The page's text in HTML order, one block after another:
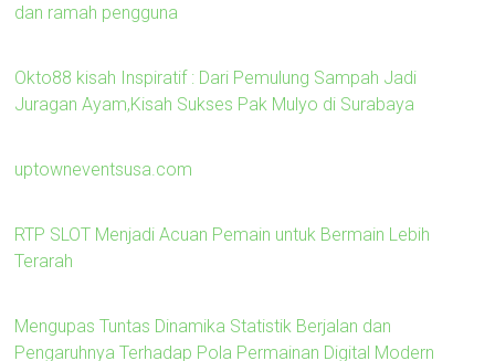
dan ramah pengguna
Okto88 kisah Inspiratif : Dari Pemulung Sampah Jadi
Juragan Ayam,Kisah Sukses Pak Mulyo di Surabaya
uptowneventsusa.com
RTP SLOT Menjadi Acuan Pemain untuk Bermain Lebih
Terarah
Mengupas Tuntas Dinamika Statistik Berjalan dan
Pengaruhnya Terhadap Pola Permainan Digital Modern